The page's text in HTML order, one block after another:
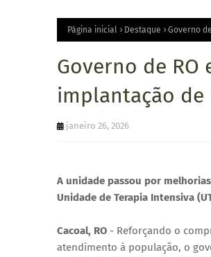
Página inicial Destaque Governo
Governo de
implantação de
janeiro 26, 2026
A unidade passou por
Unidade de Terapia Intensiva
Cacoal, RO - Reforçando o
atendimento à população, o